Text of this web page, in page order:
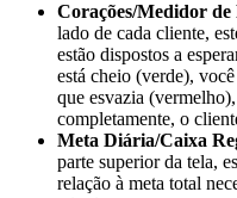
Corações/Medidor de
lado de cada cliente,
estão dispostos a
está cheio (verde),
que esvazia
completamente, o
Meta Diária/Caixa
parte superior da tela,
relação à meta total